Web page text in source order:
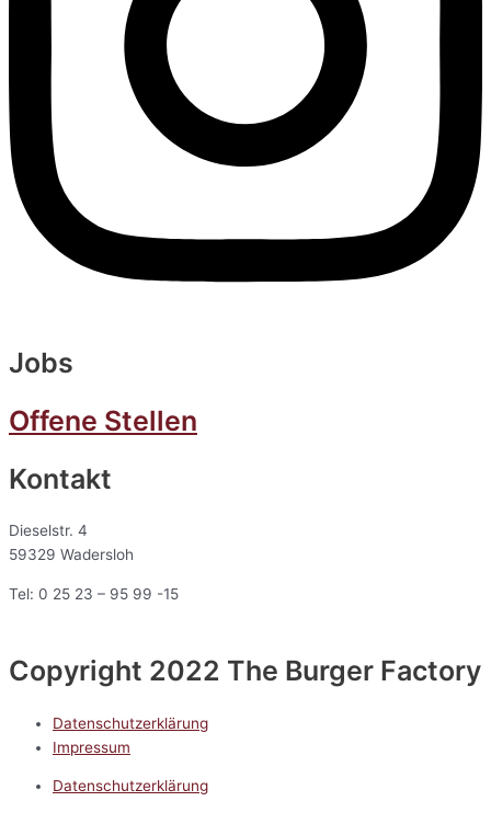
Jobs
Offene Stellen
Kontakt
Dieselstr. 4
59329 Wadersloh
Tel: 0 25 23 – 95 99 -15
Copyright 2022 The Burger Factory
Datenschutzerklärung
Impressum
Datenschutzerklärung